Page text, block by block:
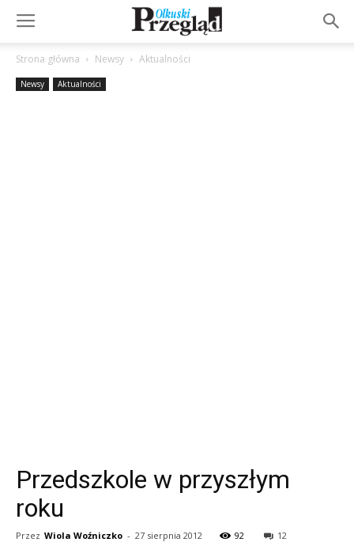
Strona główna Newsy Aktualności
Newsy Aktualności
Przedszkole w przyszłym
roku
Przez Wiola Woźniczko - 27 sierpnia 2012 92 12